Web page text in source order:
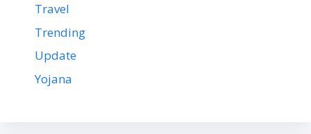
Travel
Trending
Update
Yojana